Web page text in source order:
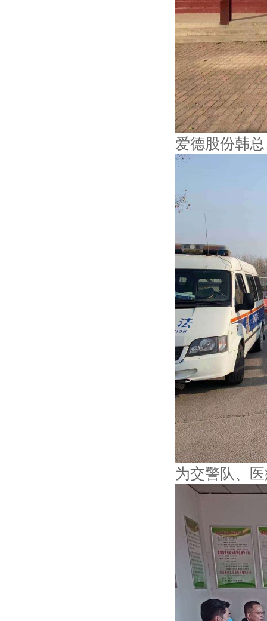
爱德股份韩
为交警队、